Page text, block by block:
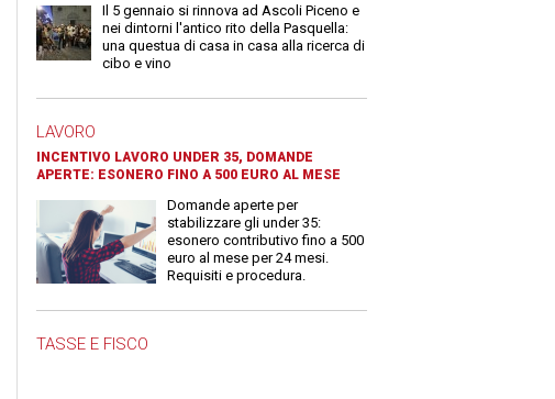
Il 5 gennaio si rinnova ad Ascoli Piceno e
nei dintorni l'antico rito della Pasquella:
una questua di casa in casa alla ricerca di
cibo e vino
LAVORO
INCENTIVO LAVORO UNDER 35, DOMANDE
APERTE: ESONERO FINO A 500 EURO AL MESE
Domande aperte per
stabilizzare gli under 35:
esonero contributivo fino a 500
euro al mese per 24 mesi.
Requisiti e procedura.
TASSE E FISCO